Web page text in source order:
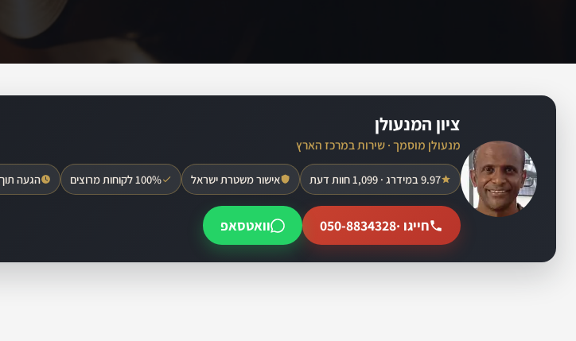
ציון המנעולן
מנעולן מוסמך · שירות במרכז הארץ
9.97 במידרג · 1,099 חוות דעת אישור משטרת ישראל 100% לקוחות מרוצים הגעה תוך 20 עד 40 דקות
חייגו ·050-8834328 וואטסאפ